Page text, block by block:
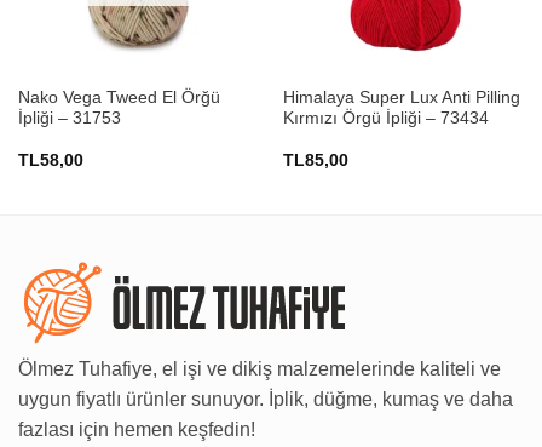
Nako Vega Tweed El Örğü
İpliği – 31753
TL58,00
Himalaya Super Lux Anti Pilling
Kırmızı Örgü İpliği – 73434
TL85,00
Ölmez Tuhafiye, el işi ve dikiş malzemelerinde kaliteli ve
uygun fiyatlı ürünler sunuyor. İplik, düğme, kumaş ve daha
fazlası için hemen keşfedin!